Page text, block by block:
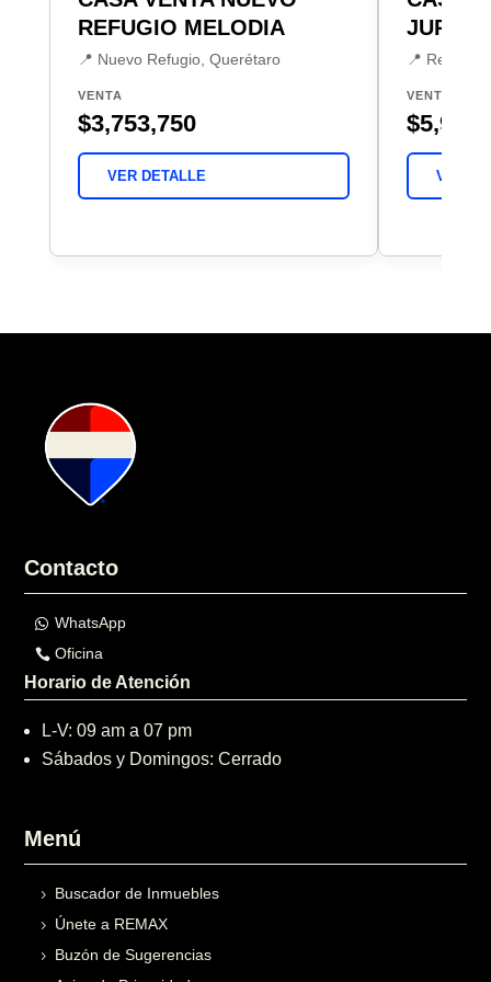
REFUGIO MELODIA
📍 Nuevo Refugio, Querétaro
VENTA
$3,753,750
VER DETALLE
📍 Real de
VENTA
VER
Contacto
WhatsApp
Oficina
Horario de Atención
L-V: 09 am a 07 pm
Sábados y Domingos: Cerrado
Menú
Buscador de Inmuebles
Únete a REMAX
Buzón de Sugerencias